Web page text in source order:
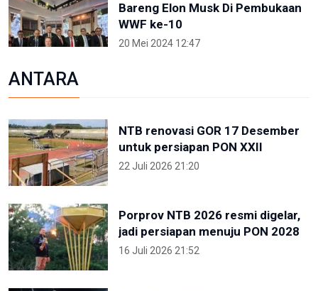
Bareng Elon Musk Di Pembukaan
WWF ke-10
20 Mei 2024 12:47
ANTARA
NTB renovasi GOR 17 Desember
untuk persiapan PON XXII
22 Juli 2026 21:20
Porprov NTB 2026 resmi digelar,
jadi persiapan menuju PON 2028
16 Juli 2026 21:52